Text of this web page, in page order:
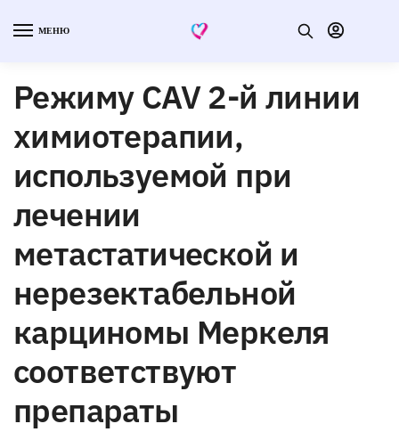
МЕНЮ
Режиму CAV 2-й линии
химиотерапии,
используемой при
лечении
метастатической и
нерезектабельной
карциномы Меркеля
соответствуют
препараты